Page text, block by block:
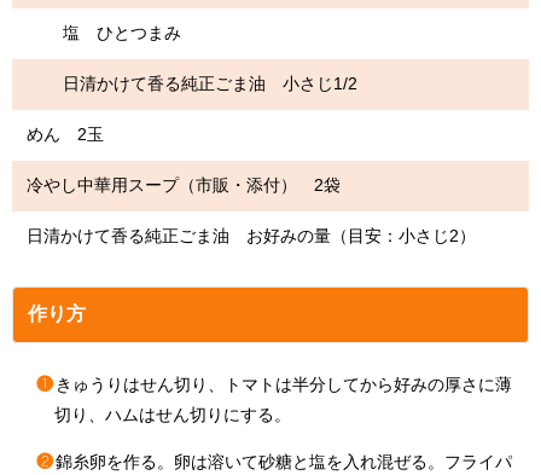
塩 ひとつまみ
日清かけて香る純正ごま油 小さじ1/2
めん 2玉
冷やし中華用スープ（市販・添付） 2袋
日清かけて香る純正ごま油 お好みの量（目安：小さじ2）
作り方
❶ きゅうりはせん切り、トマトは半分してから好みの厚さに薄
切り、ハムはせん切りにする。
❷錦糸卵を作る。卵は溶いて砂糖と塩を入れ混ぜる。フライパ